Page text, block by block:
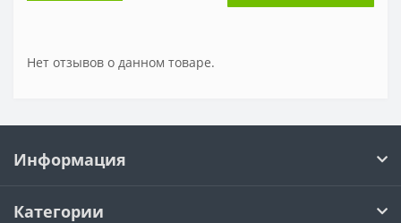
Нет отзывов о данном товаре.
Информация
Категории